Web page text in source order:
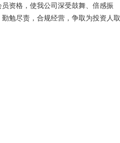
资格，使我公司深受鼓舞、倍感振
勉尽责，合规经营，争取为投资人取